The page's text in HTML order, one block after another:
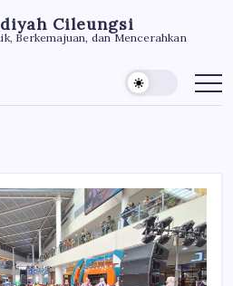
Cileungsi
Berkemajuan, dan Mencerahkan